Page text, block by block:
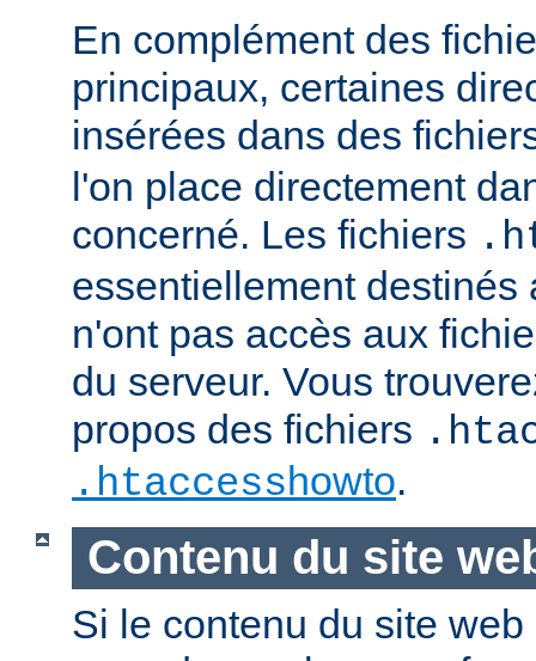
En complément des
principaux, certaines
insérées dans des
l'on place directement
concerné. Les fichiers
essentiellement destinés
n'ont pas accès aux
du serveur. Vous
propos des fichiers
.htaccesshowto.
Contenu du site
Si le contenu du site